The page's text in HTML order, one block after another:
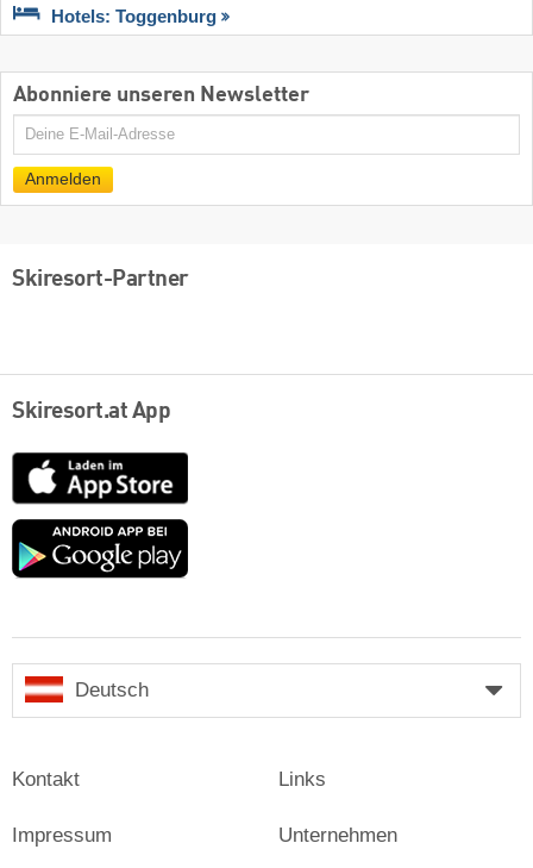
Hotels: Toggenburg
Abonniere unseren Newsletter
E-
Mail
Anmelden
Skiresort-Partner
Skiresort.at App
App
Store
Google
Deutsch
Kontakt
Impressum
Links
Unternehmen